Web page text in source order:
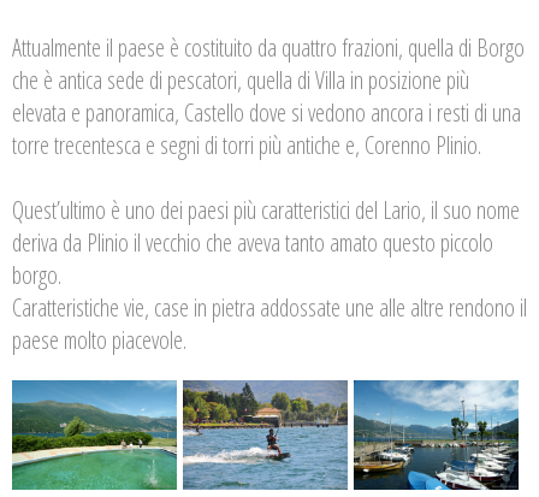
Attualmente il paese è costituito da quattro frazioni, quella di Borgo
che è antica sede di pescatori, quella di Villa in posizione più
elevata e panoramica, Castello dove si vedono ancora i resti di una
torre trecentesca e segni di torri più antiche e, Corenno Plinio.
Quest’ultimo è uno dei paesi più caratteristici del Lario, il suo nome
deriva da Plinio il vecchio che aveva tanto amato questo piccolo
borgo.
Caratteristiche vie, case in pietra addossate une alle altre rendono il
paese molto piacevole.